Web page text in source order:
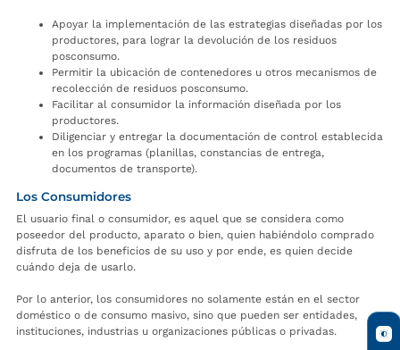
Apoyar la implementación de las estrategias diseñadas por los
productores, para lograr la devolución de los residuos
posconsumo.
Permitir la ubicación de contenedores u otros mecanismos de
recolección de residuos posconsumo.
Facilitar al consumidor la información diseñada por los
productores.
Diligenciar y entregar la documentación de control establecida
en los programas (planillas, constancias de entrega,
documentos de transporte).
Los Consumidores
El usuario final o consumidor, es aquel que se considera como
poseedor del producto, aparato o bien, quien habiéndolo comprado
disfruta de los beneficios de su uso y por ende, es quien decide
cuándo deja de usarlo.
Por lo anterior, los consumidores no solamente están en el sector
doméstico o de consumo masivo, sino que pueden ser entidades,
instituciones, industrias u organizaciones públicas o privadas.